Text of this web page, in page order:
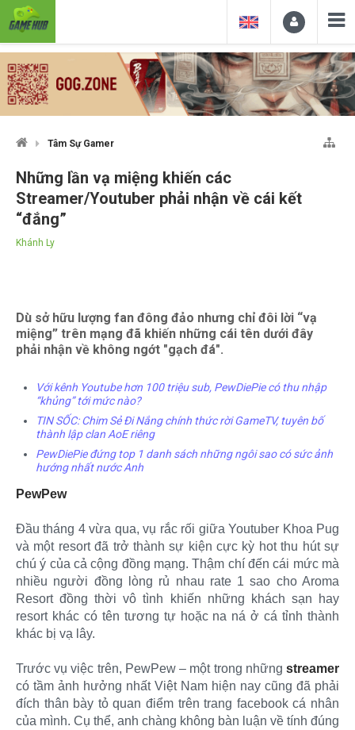
Tâm Sự Gamer
Những lần vạ miệng khiến các
Streamer/Youtuber phải nhận về cái kết
“đắng”
Khánh Ly
Dù sở hữu lượng fan đông đảo nhưng chỉ đôi lời “vạ
miệng” trên mạng đã khiến những cái tên dưới đây
phải nhận về không ngớt "gạch đá".
Với kênh Youtube hơn 100 triệu sub, PewDiePie có thu nhập
“khủng” tới mức nào?
TIN SỐC: Chim Sẻ Đi Nắng chính thức rời GameTV, tuyên bố
thành lập clan AoE riêng
PewDiePie đứng top 1 danh sách những ngôi sao có sức ảnh
hướng nhất nước Anh
PewPew
Đầu tháng 4 vừa qua, vụ rắc rối giữa Youtuber Khoa Pug
và một resort đã trở thành sự kiện cực kỳ hot thu hút sự
chú ý của cả cộng đồng mạng. Thậm chí đến cái mức mà
nhiều người đồng lòng rủ nhau rate 1 sao cho Aroma
Resort đồng thời vô tình khiến những khách sạn hay
resort khác có tên tương tự hoặc na ná ở cá tỉnh thành
khác bị vạ lây.
Trước vụ việc trên, PewPew – một trong những streamer
có tầm ảnh hưởng nhất Việt Nam hiện nay cũng đã phải
đích thân bày tỏ quan điểm trên trang facebook cá nhân
của mình. Cụ thể, anh chàng không bàn luận về tính đúng